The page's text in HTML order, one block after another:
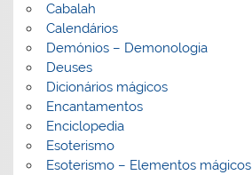
Cabalah
Calendários
Demónios – Demonologia
Deuses
Dicionários mágicos
Encantamentos
Enciclopedia
Esoterismo
Esoterismo – Elementos mágicos